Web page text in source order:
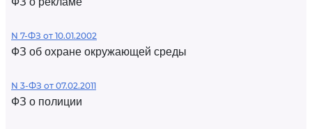
N 7-ФЗ от 10.01.2002
ФЗ об охране окружающей среды
N 3-ФЗ от 07.02.2011
ФЗ о полиции